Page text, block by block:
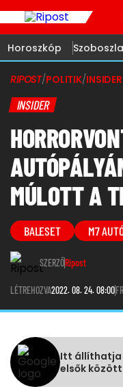
Horoszkóp
RIPOST/POLITIK/INSIDER
INSIDER
MÚLOTT A
BALESET M7
SZERZŐRipost
LÉTREHOZVA2022. 08. 24. 08:00
Itt állíthatja
elsők